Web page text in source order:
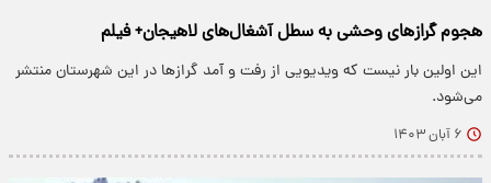
هجوم گرازهای وحشی به سطل آشغال‌های لاهیجان+ فیلم
این اولین بار نیست که ویدیویی از رفت و آمد گرازها در این شهرستان منتشر
می‌شود.
۶ آبان ۱۴۰۳